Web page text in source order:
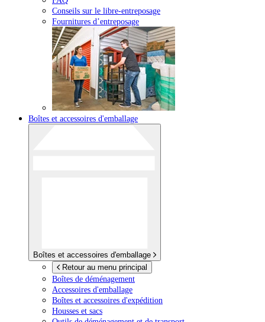
Conseils sur le libre-entreposage
Fournitures d’entreposage
Boîtes et accessoires d'emballage
Boîtes et accessoires d'emballage
Retour au menu principal
Boîtes de déménagement
Accessoires d'emballage
Boîtes et accessoires d'expédition
Housses et sacs